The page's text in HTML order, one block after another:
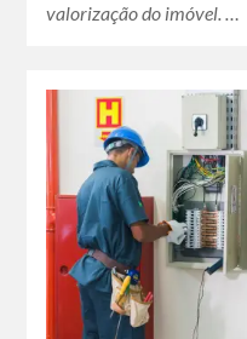
valorização do imóvel. …